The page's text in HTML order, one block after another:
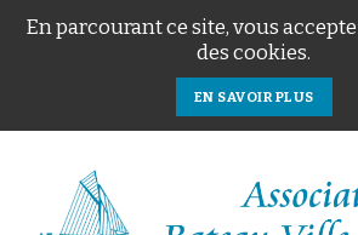
En parcourant ce site, vous
des cookies.
EN SAVOIR PLUS